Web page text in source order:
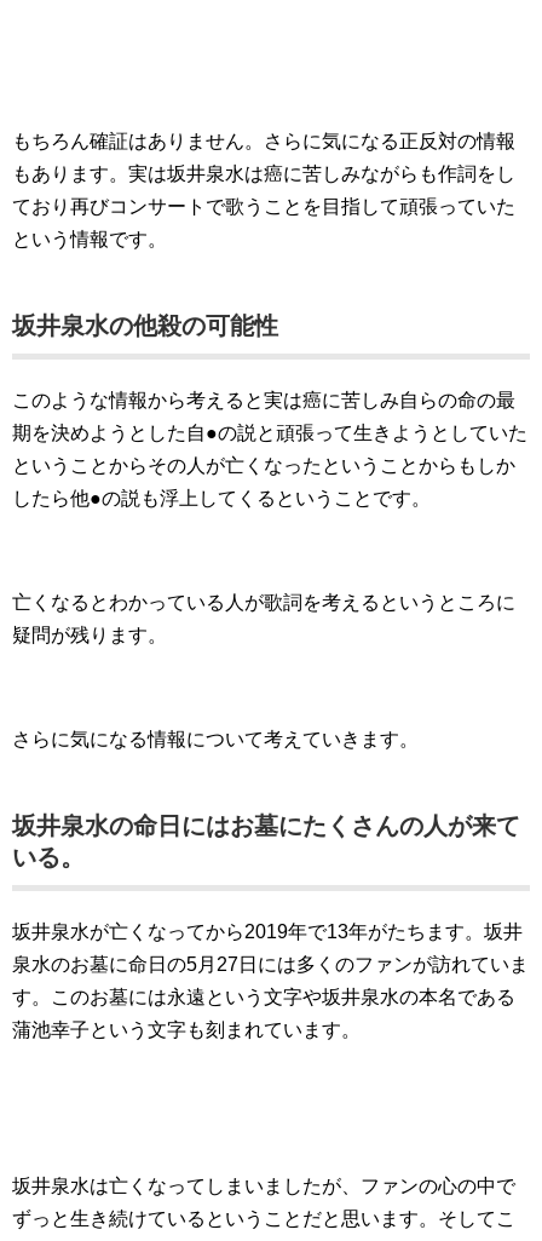
もちろん確証はありません。さらに気になる正反対の情報
もあります。実は坂井泉水は癌に苦しみながらも作詞をし
ており再びコンサートで歌うことを目指して頑張っていた
という情報です。
坂井泉水の他殺の可能性
このような情報から考えると実は癌に苦しみ自らの命の最
期を決めようとした自●の説と頑張って生きようとしていた
ということからその人が亡くなったということからもしか
したら他●の説も浮上してくるということです。
亡くなるとわかっている人が歌詞を考えるというところに
疑問が残ります。
さらに気になる情報について考えていきます。
坂井泉水の命日にはお墓にたくさんの人が来て
いる。
坂井泉水が亡くなってから2019年で13年がたちます。坂井
泉水のお墓に命日の5月27日には多くのファンが訪れていま
す。このお墓には永遠という文字や坂井泉水の本名である
蒲池幸子という文字も刻まれています。
坂井泉水は亡くなってしまいましたが、ファンの心の中で
ずっと生き続けているということだと思います。そしてこ